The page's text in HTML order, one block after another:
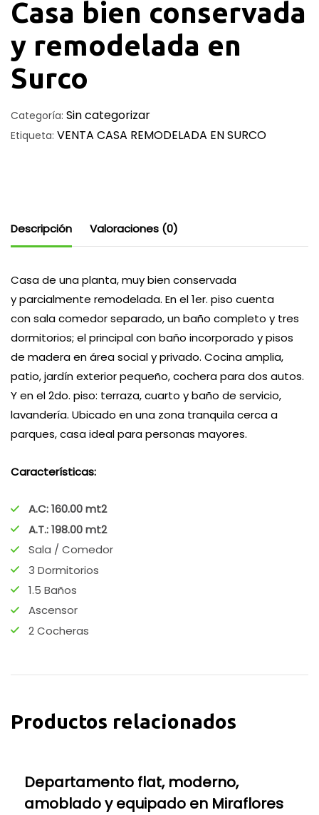
Casa bien conservada
y remodelada en
Surco
Categoría: Sin categorizar
Etiqueta: VENTA CASA REMODELADA EN SURCO
Descripción Valoraciones (0)
Casa de una planta, muy bien conservada
y parcialmente remodelada. En el 1er. piso cuenta
con sala comedor separado, un baño completo y tres
dormitorios; el principal con baño incorporado y pisos
de madera en área social y privado. Cocina amplia,
patio, jardín exterior pequeño, cochera para dos autos.
Y en el 2do. piso: terraza, cuarto y baño de servicio,
lavandería. Ubicado en una zona tranquila cerca a
parques, casa ideal para personas mayores.
Características:
A.C: 160.00 mt2
A.T.: 198.00 mt2
Sala / Comedor
3 Dormitorios
1.5 Baños
Ascensor
2 Cocheras
Productos relacionados
Departamento flat, moderno,
amoblado y equipado en Miraflores